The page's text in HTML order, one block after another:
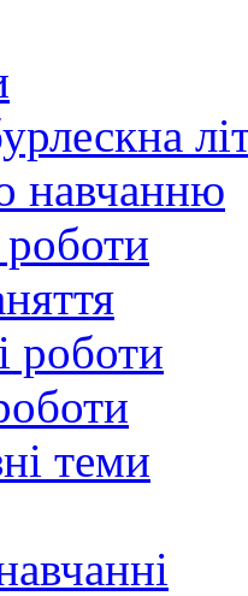
навчанню
роботи
теми